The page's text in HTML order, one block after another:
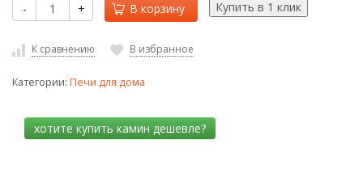
- + В корзину
К сравнению В избранное
Категории: Печи для дома